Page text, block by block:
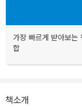
가장 빠르게 받아보는
합
책소개